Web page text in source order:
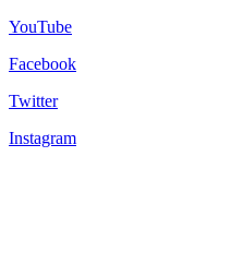
YouTube
Facebook
Twitter
Instagram